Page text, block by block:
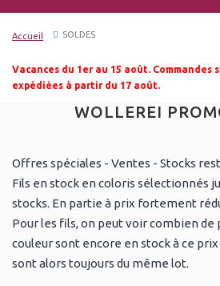
Accueil SOLDES
Vacances du 1er au 15 août. Commandes
expédiées à partir du 17 août.
WOLLEREI
Offres spéciales - Ventes - Stocks
Fils en stock en coloris sélectionnés
stocks. En partie à prix fortement
Pour les fils, on peut voir combien de
couleur sont encore en stock à ce
sont alors toujours du même lot.